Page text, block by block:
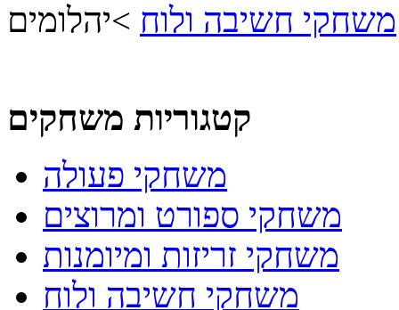
משחקי חשיבה ולוח >יהלומים
קטגוריות משחקים
משחקי פעולה
משחקי ספורט ומרוצים
משחקי זריזות ומיומנות
משחקי חשיבה ולוח